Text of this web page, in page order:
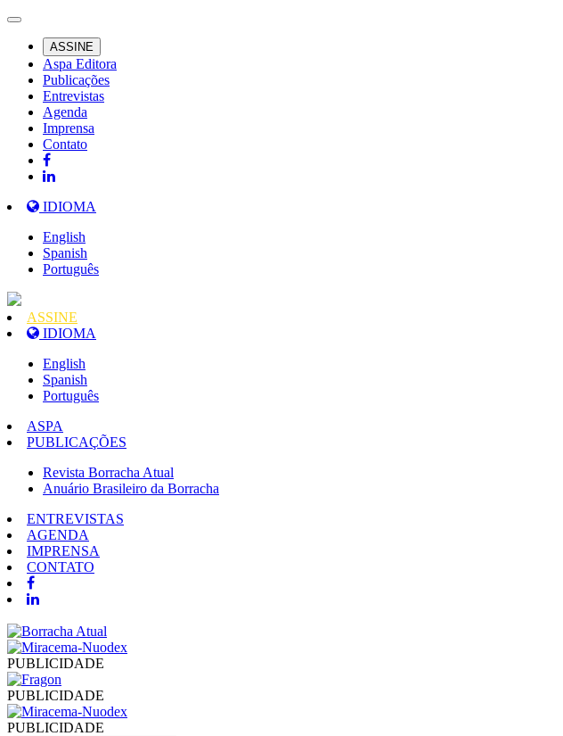
ASSINE
Aspa Editora
Publicações
Entrevistas
Agenda
Imprensa
Contato
IDIOMA
English
Spanish
Português
ASSINE
IDIOMA
English
Spanish
Português
ASPA
PUBLICAÇÕES
Revista Borracha Atual
Anuário Brasileiro da Borracha
ENTREVISTAS
AGENDA
IMPRENSA
CONTATO
PUBLICIDADE
PUBLICIDADE
PUBLICIDADE